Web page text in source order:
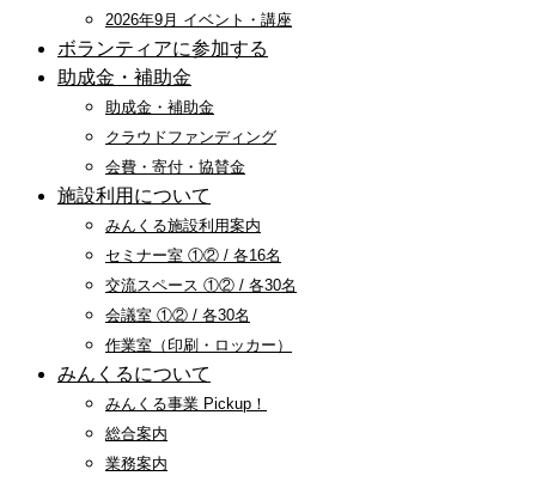
2026年9月 イベント・講座
ボランティアに参加する
助成金・補助金
助成金・補助金
クラウドファンディング
会費・寄付・協賛金
施設利用について
みんくる施設利用案内
セミナー室 ①② / 各16名
交流スペース ①② / 各30名
会議室 ①② / 各30名
作業室（印刷・ロッカー）
みんくるについて
みんくる事業 Pickup！
総合案内
業務案内